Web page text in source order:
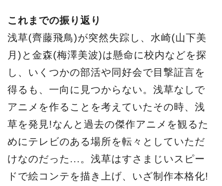
これまでの振り返り
浅草(齊藤飛鳥)が突然失踪し、水崎(山下美
月)と金森(梅澤美波)は懸命に校内などを探
し、いくつかの部活や同好会で目撃証言を
得るも、一向に見つからない。浅草なしで
アニメを作ることを考えていたその時、浅
草を発見!なんと過去の傑作アニメを観るた
めにテレビのある場所を転々としていただ
けなのだった...。浅草はすさまじいスピー
ドで絵コンテを描き上げ、いざ制作本格化!